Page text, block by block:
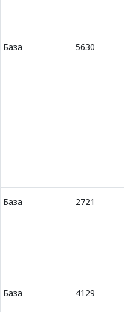
База 5630
База 2721
База 4129